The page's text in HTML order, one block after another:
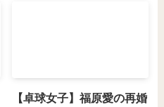
【卓球女子】福原愛の再婚